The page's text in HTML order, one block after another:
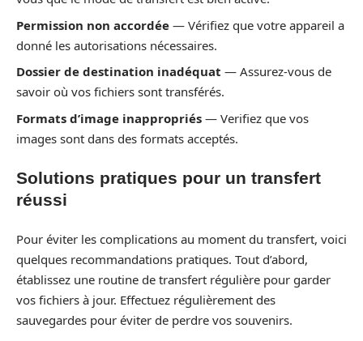
Permission non accordée — Vérifiez que votre appareil a
donné les autorisations nécessaires.
Dossier de destination inadéquat — Assurez-vous de
savoir où vos fichiers sont transférés.
Formats d’image inappropriés — Verifiez que vos
images sont dans des formats acceptés.
Solutions pratiques pour un transfert
réussi
Pour éviter les complications au moment du transfert, voici
quelques recommandations pratiques. Tout d’abord,
établissez une routine de transfert régulière pour garder
vos fichiers à jour. Effectuez régulièrement des
sauvegardes pour éviter de perdre vos souvenirs.